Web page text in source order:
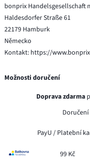
bonprix Handelsgesellschaft
Haldesdorfer Straße 61
22179 Hamburk
Německo
Kontakt: https://
Možnosti doručení
Doprava zdarma
PayU / Platební
99 Kč